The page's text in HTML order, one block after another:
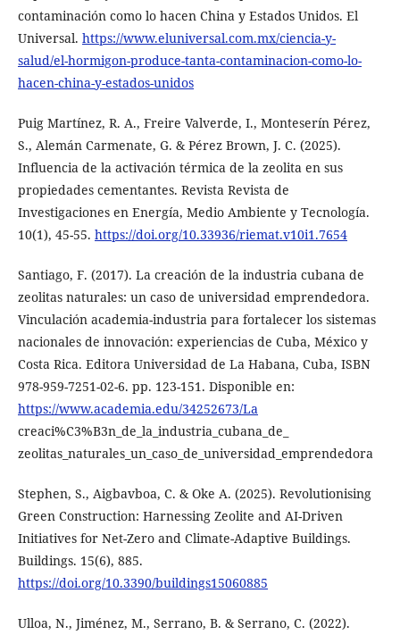
contaminación como lo hacen China y Estados Unidos. El
Universal. https://www.eluniversal.com.mx/ciencia-y-
salud/el-hormigon-produce-tanta-contaminacion-como-lo-
hacen-china-y-estados-unidos
Puig Martínez, R. A., Freire Valverde, I., Monteserín Pérez,
S., Alemán Carmenate, G. & Pérez Brown, J. C. (2025).
Influencia de la activación térmica de la zeolita en sus
propiedades cementantes. Revista Revista de
Investigaciones en Energía, Medio Ambiente y Tecnología.
10(1), 45-55. https://doi.org/10.33936/riemat.v10i1.7654
Santiago, F. (2017). La creación de la industria cubana de
zeolitas naturales: un caso de universidad emprendedora.
Vinculación academia-industria para fortalecer los sistemas
nacionales de innovación: experiencias de Cuba, México y
Costa Rica. Editora Universidad de La Habana, Cuba, ISBN
978-959-7251-02-6. pp. 123-151. Disponible en:
https://www.academia.edu/34252673/La
creaci%C3%B3n_de_la_industria_cubana_de_
zeolitas_naturales_un_caso_de_universidad_emprendedora
Stephen, S., Aigbavboa, C. & Oke A. (2025). Revolutionising
Green Construction: Harnessing Zeolite and AI-Driven
Initiatives for Net-Zero and Climate-Adaptive Buildings.
Buildings. 15(6), 885.
https://doi.org/10.3390/buildings15060885
Ulloa, N., Jiménez, M., Serrano, B. & Serrano, C. (2022).